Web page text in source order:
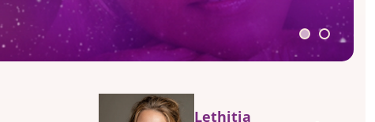
Lethitia